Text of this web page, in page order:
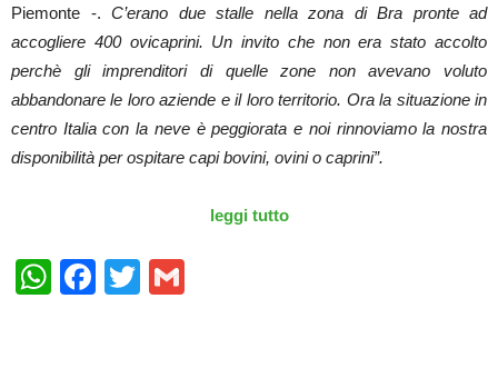
Piemonte -. C’erano due stalle nella zona di Bra pronte ad
accogliere 400 ovicaprini. Un invito che non era stato accolto
perchè gli imprenditori di quelle zone non avevano voluto
abbandonare le loro aziende e il loro territorio. Ora la situazione in
centro Italia con la neve è peggiorata e noi rinnoviamo la nostra
disponibilità per ospitare capi bovini, ovini o caprini”.
leggi tutto
WhatsApp
Facebook
Twitter